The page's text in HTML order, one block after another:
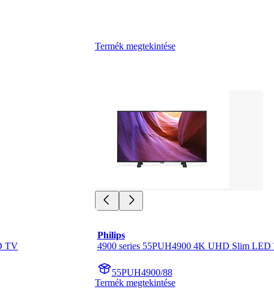
Termék megtekintése
TV
Philips
4900 series 55PUH4900 4K UHD Slim
55PUH4900/88
Termék megtekintése